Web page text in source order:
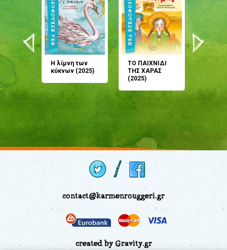
Η λίμνη των
κύκνων (2025)
ΤΟ ΠΑΙΧΝΙΔΙ
ΤΗΣ ΧΑΡΑΣ
(2025)
μου;
(2024)
contact@karmenrouggeri.gr
created by Gravity.gr